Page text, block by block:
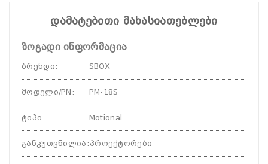
დამატებითი მახასიათებლები
ზოგადი ინფორმაცია
ბრენდი: SBOX
მოდელი/PN : PM-18S
ტიპი: Motional
განკუთვნილია : პროექტორები